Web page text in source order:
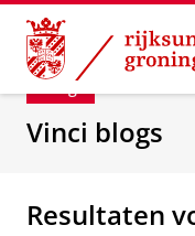
Skip
Content
Skip
Navigation
Blog
Vinci blogs
Resultaten